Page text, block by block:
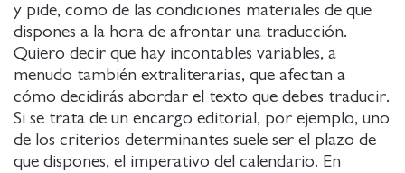
y pide, como de las condiciones materiales de que
dispones a la hora de afrontar una traducción.
Quiero decir que hay incontables variables, a
menudo también extraliterarias, que afectan a
cómo decidirás abordar el texto que debes traducir.
Si se trata de un encargo editorial, por ejemplo, uno
de los criterios determinantes suele ser el plazo de
que dispones, el imperativo del calendario. En